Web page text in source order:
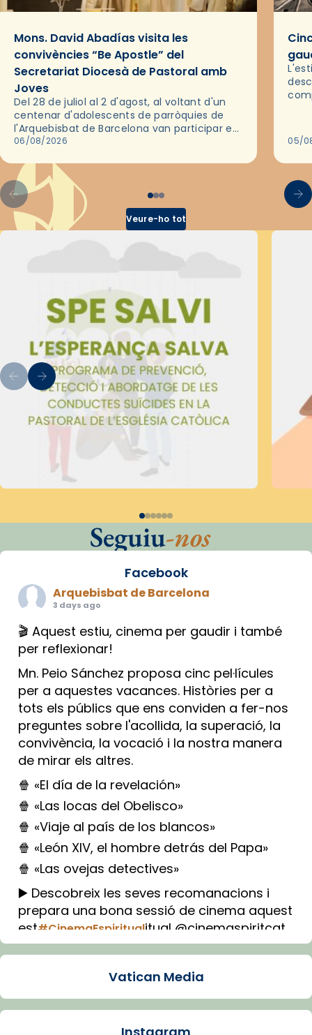
Mons. David Abadías visita les
convivències “Be Apostle” del
Secretariat Diocesà de Pastoral amb
Joves
Del 28 de juliol al 2 d'agost, al voltant d'un
centenar d'adolescents de parròquies de
l'Arquebisbat de Barcelona van participar en
les convivències Be Apostle, organitzades
06/08/2026 05/
Veure-ho tot
Seguiu-nos
Facebook
Arquebisbat de Barcelona
3 days ago
🎬 Aquest estiu, cinema per gaudir i també
per reflexionar!
Mn. Peio Sánchez proposa cinc pel·lícules
per a aquestes vacances. Històries per a
tots els públics que ens conviden a fer-nos
preguntes sobre l'acollida, la superació, la
convivència, la vocació i la nostra manera
de mirar els altres.
🍿 «El día de la revelación»
🍿 «Las locas del Obelisco»
🍿 «Viaje al país de los blancos»
🍿 «León XIV, el hombre detrás del Papa»
🍿 «Las ovejas detectives»
▶️ Descobreix les seves recomanacions i
prepara una bona sessió de cinema aquest
est#CinemaEspiritualitual @cinemaspiritcat
Imatge: Generada amb IA (OpenAI)
Vatican Media